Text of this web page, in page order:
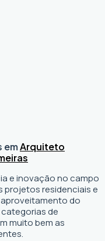
emArquiteto
e inovação no campo
projetos residenciais e
do
de
muito bem as